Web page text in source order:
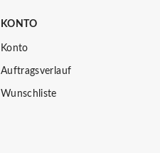
KONTO
Konto
Auftragsverlauf
Wunschliste